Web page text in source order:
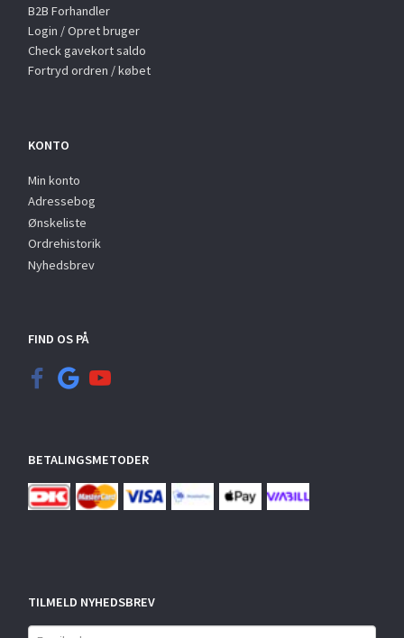
B2B Forhandler
Login / Opret bruger
Check gavekort saldo
Fortryd ordren / købet
KONTO
Min konto
Adressebog
Ønskeliste
Ordrehistorik
Nyhedsbrev
FIND OS PÅ
BETALINGSMETODER
TILMELD NYHEDSBREV
Email-